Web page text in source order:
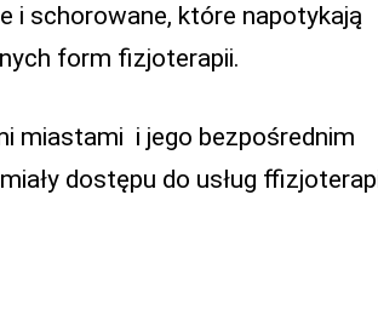
i schorowane, które napotykają
form fizjoterapii.
miastami i jego bezpośrednim
dostępu do usług